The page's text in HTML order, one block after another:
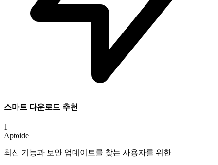
스마트 다운로드 추천
1
Aptoide
최신 기능과 보안 업데이트를 찾는 사용자를 위한